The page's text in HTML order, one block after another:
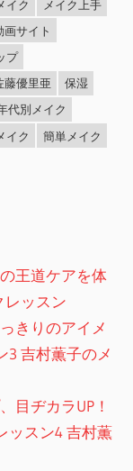
イク
メイク上手
画サイト
プ
藤優里亜
保湿
代別メイク
イク
簡単メイク
王道ケアを体
レッスン
きりのアイメ
3 吉村薫子のメ
目ヂカラUP！
ッスン4 吉村薫